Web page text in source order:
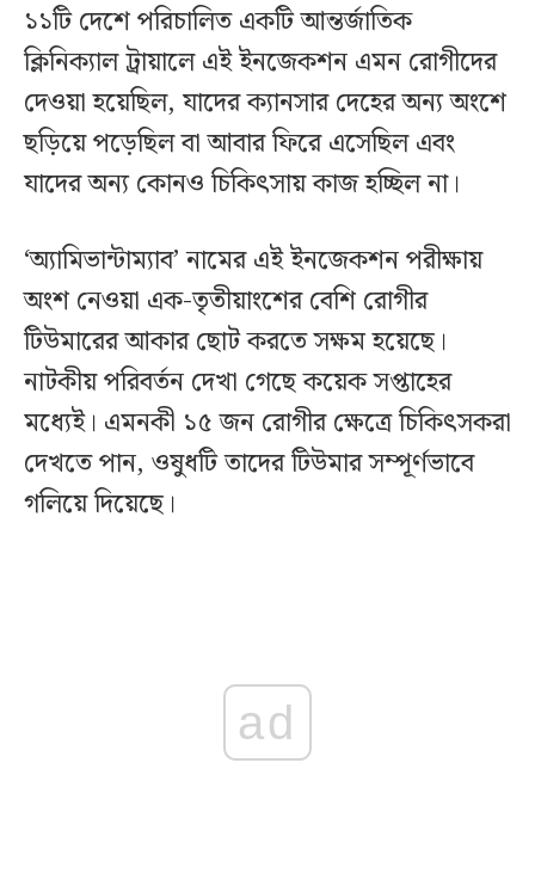
১১টি দেশে পরিচালিত একটি আন্তর্জাতিক
ক্লিনিক্যাল ট্রায়ালে এই ইনজেকশন এমন রোগীদের
দেওয়া হয়েছিল, যাদের ক্যানসার দেহের অন্য অংশে
ছড়িয়ে পড়েছিল বা আবার ফিরে এসেছিল এবং
যাদের অন্য কোনও চিকিৎসায় কাজ হচ্ছিল না।
‘অ্যামিভান্টাম্যাব’ নামের এই ইনজেকশন পরীক্ষায়
অংশ নেওয়া এক-তৃতীয়াংশের বেশি রোগীর
টিউমারের আকার ছোট করতে সক্ষম হয়েছে।
নাটকীয় পরিবর্তন দেখা গেছে কয়েক সপ্তাহের
মধ্যেই। এমনকী ১৫ জন রোগীর ক্ষেত্রে চিকিৎসকরা
দেখতে পান, ওষুধটি তাদের টিউমার সম্পূর্ণভাবে
গলিয়ে দিয়েছে।
ad